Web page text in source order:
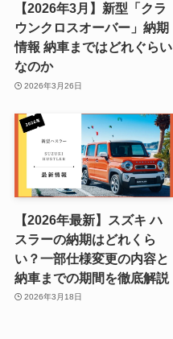
【2026年3月】新型「クラ
ウンクロスオーバー」納期
情報 納車まではどれぐらい
なのか
2026年3月26日
【2026年最新】スズキ ハ
スラーの納期はどれくら
い？一部仕様変更の内容と
納車までの期間を徹底解説
2026年3月18日